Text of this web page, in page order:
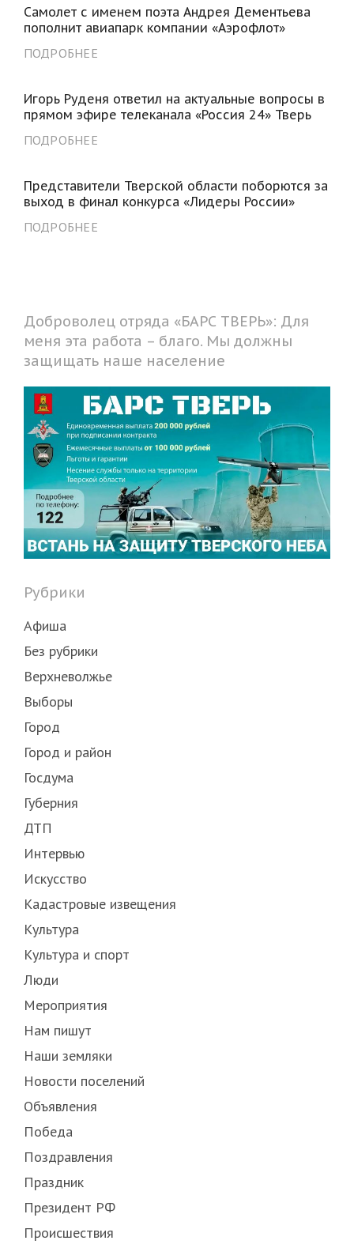
Самолет с именем поэта Андрея Дементьева
пополнит авиапарк компании «Аэрофлот»
ПОДРОБНЕЕ
Игорь Руденя ответил на актуальные вопросы в
прямом эфире телеканала «Россия 24» Тверь
ПОДРОБНЕЕ
Представители Тверской области поборются за
выход в финал конкурса «Лидеры России»
ПОДРОБНЕЕ
Доброволец отряда «БАРС ТВЕРЬ»: Для
меня эта работа – благо. Мы должны
защищать наше население
Рубрики
Афиша
Без рубрики
Верхневолжье
Выборы
Город
Город и район
Госдума
Губерния
ДТП
Интервью
Искусство
Кадастровые извещения
Культура
Культура и спорт
Люди
Мероприятия
Нам пишут
Наши земляки
Новости поселений
Объявления
Победа
Поздравления
Праздник
Президент РФ
Происшествия